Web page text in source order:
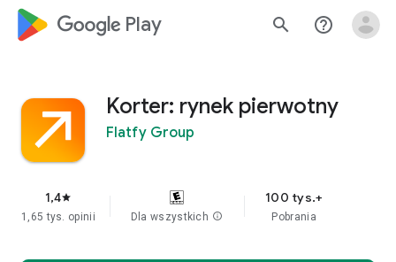
google_logo Play search help_outline
Korter: rynek pierwotny
Flatfy Group
1,4star
1,65 tys. opinii Dla wszystkich info
100 tys.+
Pobrania